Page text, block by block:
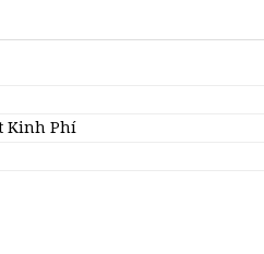
Kinh Phí